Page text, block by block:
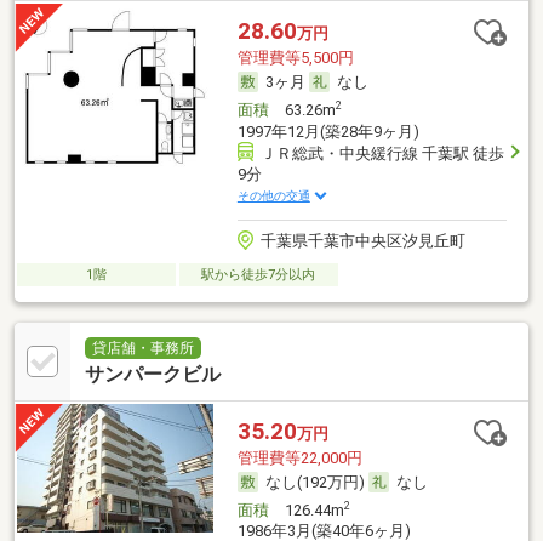
28.60万円
管理費等5,500円
3ヶ月
なし
面積63.26m2
1997年12月(築28年9ヶ月)
ＪＲ総武・中央緩行線 千葉駅 徒歩
9分
その他の交通
千葉県千葉市中央区汐見丘町
1階 駅から徒歩7分以内
貸店舗・事務所
サンパークビル
35.20万円
管理費等22,000円
なし(192万円)
なし
面積126.44m2
1986年3月(築40年6ヶ月)